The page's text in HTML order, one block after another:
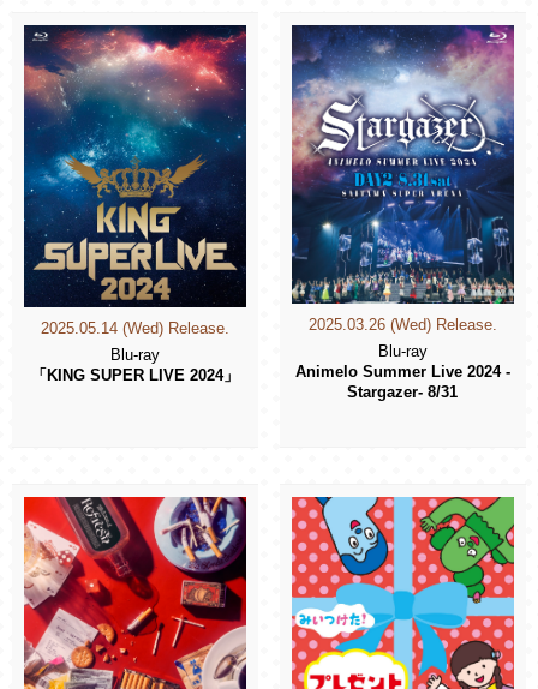
2025.05.14 (Wed) Release.
Blu-ray
「KING SUPER LIVE 2024」
2025.03.26 (Wed) Release.
Blu-ray
Animelo Summer Live 2024 -
Stargazer- 8/31